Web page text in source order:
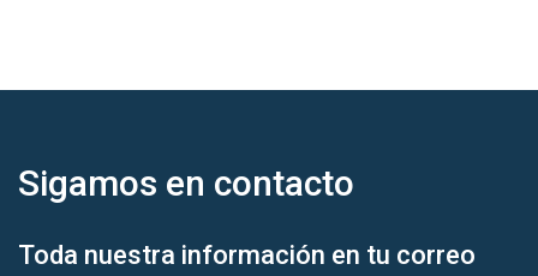
Sigamos en contacto
Toda nuestra información en tu correo